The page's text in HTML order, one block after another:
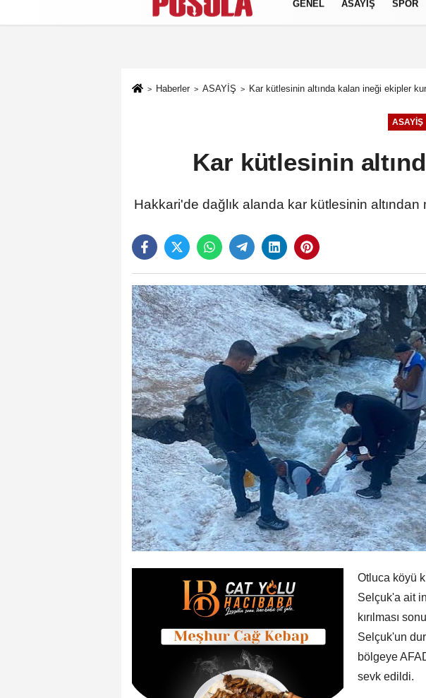
Künye İletişim Gizlilik Politikası
GENEL ASAYİŞ SPOR
Haberler ASAYİŞ Kar kütlesinin altında kalan ineği ekipler
ASAYİŞ
Kar kütlesinin
Hakkari'de dağlık alanda kar kütlesinin
Otluca köyü
Selçuk'a ait
kırılması
Selçuk'un
bölgeye
sevk edildi.